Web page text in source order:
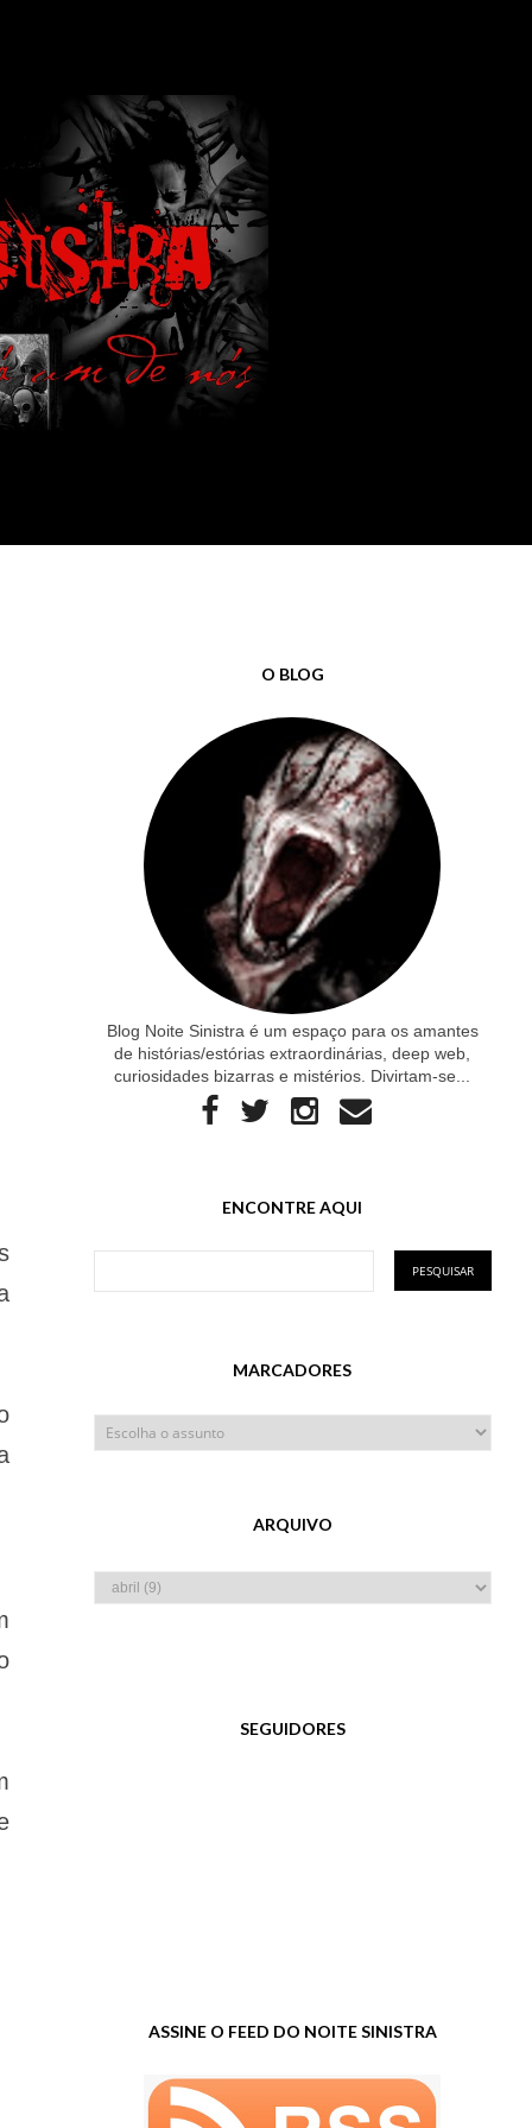
O BLOG
Blog Noite Sinistra é um espaço para os amantes
de histórias/estórias extraordinárias, deep web,
curiosidades bizarras e mistérios. Divirtam-se...
ENCONTRE AQUI
MARCADORES
ARQUIVO
SEGUIDORES
ASSINE O FEED DO NOITE SINISTRA